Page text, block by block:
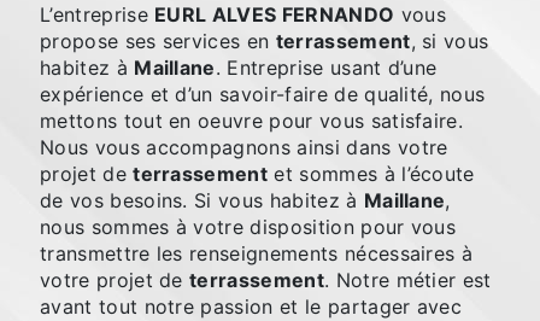
L’entreprise EURL ALVES FERNANDO vous
propose ses services en terrassement, si vous
habitez à Maillane. Entreprise usant d’une
expérience et d’un savoir-faire de qualité, nous
mettons tout en oeuvre pour vous satisfaire.
Nous vous accompagnons ainsi dans votre
projet deterrassement et sommes à l’écoute
de vos besoins. Si vous habitez à Maillane,
nous sommes à votre disposition pour vous
transmettre les renseignements nécessaires à
votre projet deterrassement. Notre métier est
avant tout notre passion et le partager avec